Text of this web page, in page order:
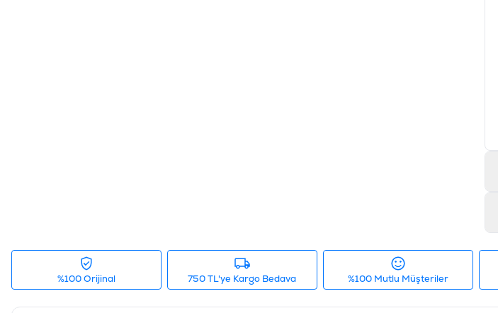
%100 Orijinal 750 TL'ye Kargo Bedava %100 Mutlu Müşteriler